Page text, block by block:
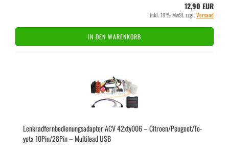
12,90 EUR
inkl. 19% MwSt. zzgl.Versand
IN DEN WARENKORB
Lenk­rad­fern­be­die­nungs­ad­ap­ter ACV 42xty006 – Ci­tro­en/Peu­geot/To­
yo­ta 10Pin/28Pin – Mul­ti­lead USB